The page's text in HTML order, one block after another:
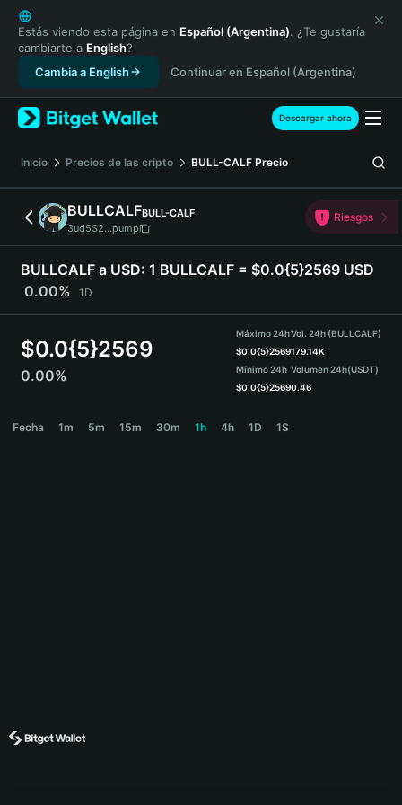
English
日本語
Tiếng Việt
Русский
Español (Latinoamérica)
Türkçe
Français
Deutsch
简体中文
繁體中文
Português (Portugal)
Bahasa Indonesia
ภาษาไทย
हिन्दी
Español
Português (Brasil)
Estás viendo esta página en Español (Argentina). ¿Te gustaría
cambiarte a English?
Cambia a English
Continuar en Español (Argentina)
Descargar ahora
Inicio Precios de las cripto BULL-CALF Precio
BULLCALFBULL-CALF
3ud5S2...pump
Riesgos
BULLCALF a USD: 1 BULLCALF = $0.0{5}2569 USD
0.00%
1D
$0.0{5}2569
0.00%
Máximo 24h
$0.0{5}2569
Mínimo 24h
$0.0{5}2569
Vol. 24h (BULLCALF)
179.14K
Volumen 24h(USDT)
0.46
Fecha 1m 5m 15m 30m 1h 4h 1D 1S